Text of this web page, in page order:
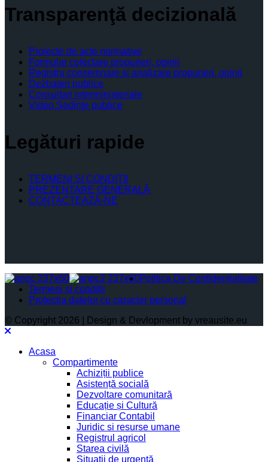
Transparenţă decizională
Proiecte de acte normative
Formular colectare propuneri, opinii
Registru consemnare si analizare propuneri, opinii
Dezbateri publice
Consultari interministeriale
Video Şedinţe publice
Legături rapide
TERMENI ŞI CONDIŢII
PREZENTARE GENERALĂ
CONTACTEAZĂ-NE
Politica De Confidențialitate
Termeni și condiții
Protectia datelor cu caracter personal
© Copyright 2026 | Design & Devlopment by vreausite.eu
Acasa
Compartimente
Achiziții publice
Asistență socială
Dezvoltare comunitară
Educație și Cultură
Financiar Contabil
Juridic si resurse umane
Registrul agricol
Starea civilă
Situații de urgență